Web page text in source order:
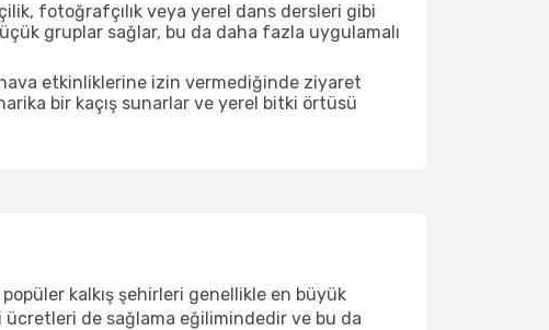
fotoğrafçılık veya yerel dans dersleri gibi
gruplar sağlar, bu da daha fazla uygulamalı
etkinliklerine izin vermediğinde ziyaret
bir kaçış sunarlar ve yerel bitki örtüsü
kalkış şehirleri genellikle en büyük
ücretleri de sağlama eğilimindedir ve bu da